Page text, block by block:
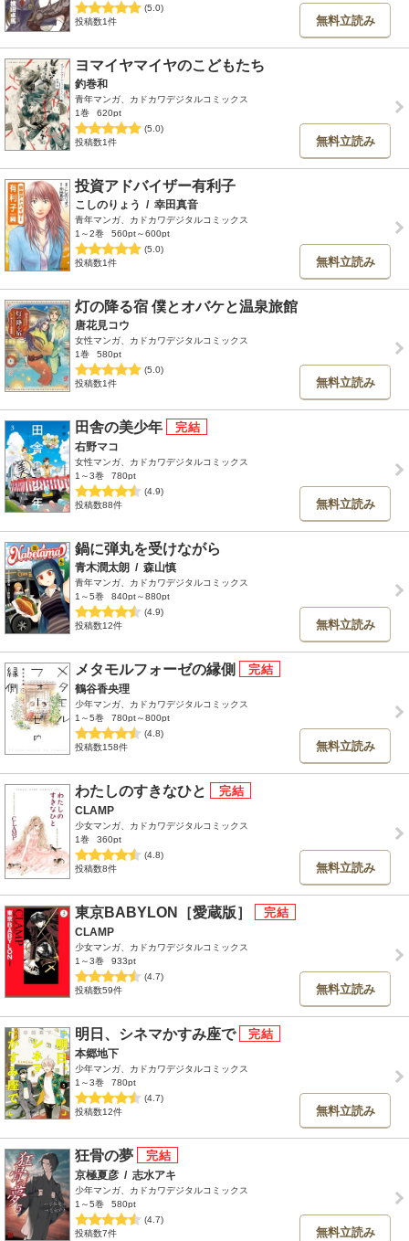
(5.0)
投稿数1件
無料立読み
ヨマイヤマイヤのこどもたち
釣巻和
青年マンガ、カドカワデジタルコミックス
1巻
620pt
(5.0)
投稿数1件
無料立読み
投資アドバイザー有利子
こしのりょう / 幸田真音
青年マンガ、カドカワデジタルコミックス
1～2巻
560pt～600pt
(5.0)
投稿数1件
無料立読み
灯の降る宿 僕とオバケと温泉旅館
唐花見コウ
女性マンガ、カドカワデジタルコミックス
1巻
580pt
(5.0)
投稿数1件
無料立読み
田舎の美少年
右野マコ
女性マンガ、カドカワデジタルコミックス
1～3巻
780pt
(4.9)
投稿数88件
無料立読み
鍋に弾丸を受けながら
青木潤太朗 / 森山慎
青年マンガ、カドカワデジタルコミックス
1～5巻
840pt～880pt
(4.9)
投稿数12件
無料立読み
メタモルフォーゼの縁側
鶴谷香央理
少年マンガ、カドカワデジタルコミックス
1～5巻
780pt～800pt
(4.8)
投稿数158件
無料立読み
わたしのすきなひと
CLAMP
少女マンガ、カドカワデジタルコミックス
1巻
360pt
(4.8)
投稿数8件
無料立読み
東京BABYLON［愛蔵版］
CLAMP
少女マンガ、カドカワデジタルコミックス
1～3巻
933pt
(4.7)
投稿数59件
無料立読み
明日、シネマかすみ座で
本郷地下
少年マンガ、カドカワデジタルコミックス
1～3巻
780pt
(4.7)
投稿数12件
無料立読み
狂骨の夢
京極夏彦 / 志水アキ
少年マンガ、カドカワデジタルコミックス
1～5巻
580pt
(4.7)
投稿数7件
無料立読み